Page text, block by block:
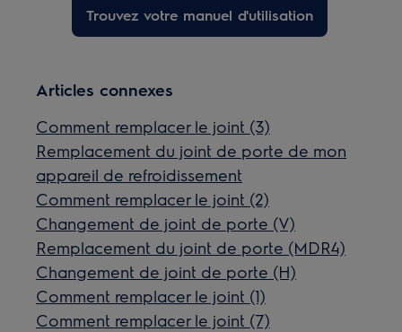
Trouvez votre manuel d'utilisation
Articles connexes
Comment remplacer le joint (3)
Remplacement du joint de porte de mon
appareil de refroidissement
Comment remplacer le joint (2)
Changement de joint de porte (V)
Remplacement du joint de porte (MDR4)
Changement de joint de porte (H)
Comment remplacer le joint (1)
Comment remplacer le joint (7)